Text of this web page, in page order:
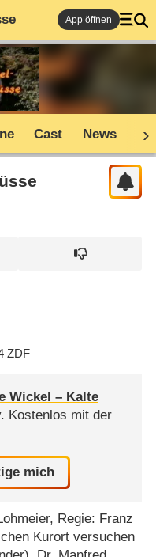
App öffnen
Cast News
ZDF
Wickel – Kalte
Kostenlos mit der
mich
Regie: Franz
Kurort versuchen